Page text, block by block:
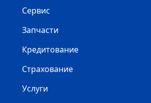
Сервис
Запчасти
Кредитование
Страхование
Услуги